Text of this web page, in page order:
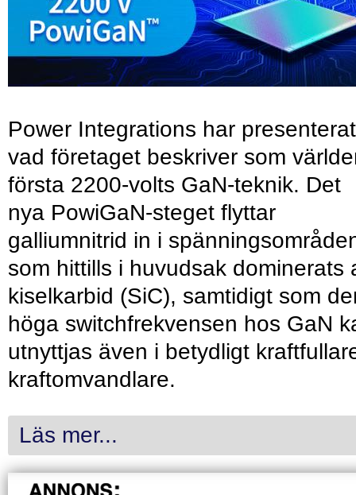
Power Integrations har presenterat
vad företaget beskriver som
första 2200-volts GaN-teknik. Det
nya PowiGaN-steget flyttar
galliumnitrid in i
som hittills i huvudsak dominerats
kiselkarbid (SiC), samtidigt som
höga switchfrekvensen hos GaN
utnyttjas även i betydligt
kraftomvandlare.
Läs mer...